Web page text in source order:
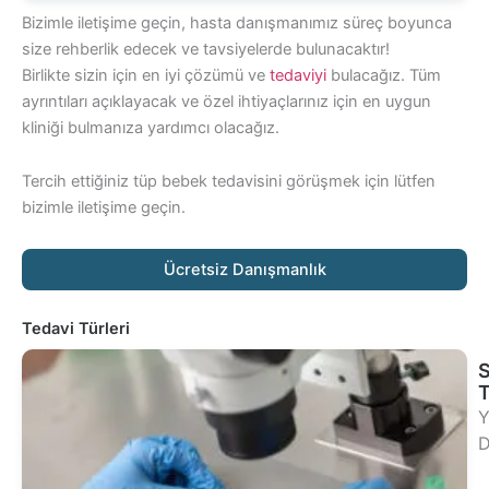
Bizimle iletişime geçin, hasta danışmanımız süreç boyunca
size rehberlik edecek ve tavsiyelerde bulunacaktır!
Birlikte sizin için en iyi çözümü ve tedaviyi bulacağız. Tüm
ayrıntıları açıklayacak ve özel ihtiyaçlarınız için en uygun
kliniği bulmanıza yardımcı olacağız.
Tercih ettiğiniz tüp bebek tedavisini görüşmek için lütfen
bizimle iletişime geçin.
Ücretsiz Danışmanlık
Tedavi Türleri